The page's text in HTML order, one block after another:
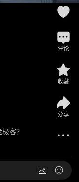
客？
评论
收藏
分享